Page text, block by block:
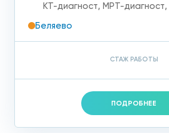
КТ-диагност, МРТ-диагност,
Беляево
СТАЖ РАБОТЫ
ПОДРОБНЕЕ